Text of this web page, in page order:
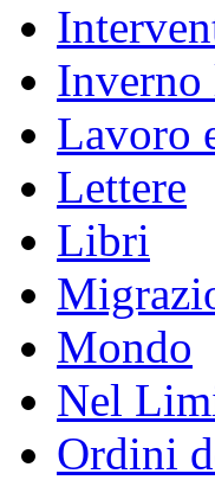
Lavoro
Lettere
Libri
Mondo
Nel
Ordini